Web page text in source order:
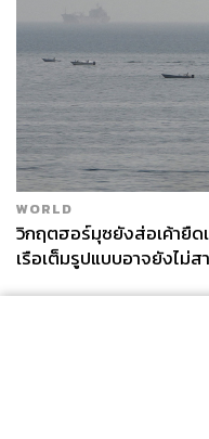
WORLD
วิกฤตฮอร์มุซยังส่อเค้ายืด
เรือเต็มรูปแบบอาจยังไม่ส